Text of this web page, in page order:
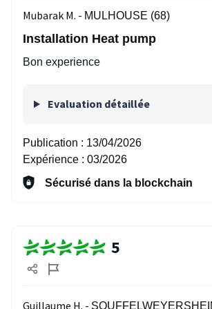
Mubarak M. - MULHOUSE (68)
Installation Heat pump
Bon experience
Evaluation détaillée
Publication : 13/04/2026
Expérience : 03/2026
Sécurisé dans la blockchain
5
Guillaume H. -